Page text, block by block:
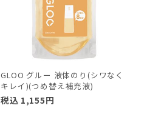
GLOO グルー 液体のり(シワなく
キレイ)(つめ替え補充液)
税込 1,155円